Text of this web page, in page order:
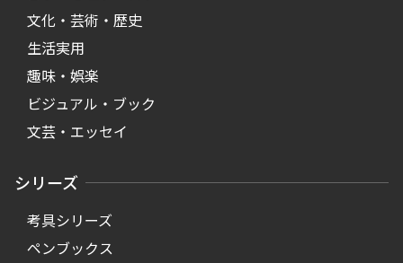
文化・芸術・歴史
生活実用
趣味・娯楽
ビジュアル・ブック
文芸・エッセイ
シリーズ
考具シリーズ
ペンブックス